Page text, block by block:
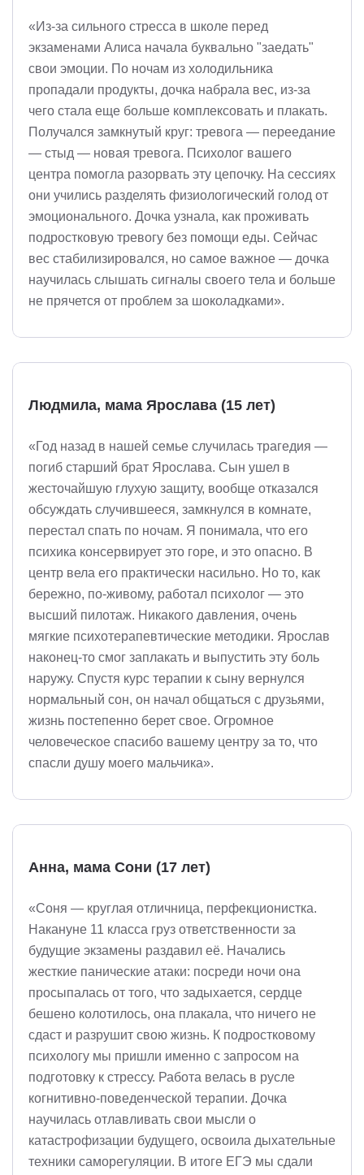
«Из-за сильного стресса в школе перед
экзаменами Алиса начала буквально "заедать"
свои эмоции. По ночам из холодильника
пропадали продукты, дочка набрала вес, из-за
чего стала еще больше комплексовать и плакать.
Получался замкнутый круг: тревога — переедание
— стыд — новая тревога. Психолог вашего
центра помогла разорвать эту цепочку. На сессиях
они учились разделять физиологический голод от
эмоционального. Дочка узнала, как проживать
подростковую тревогу без помощи еды. Сейчас
вес стабилизировался, но самое важное — дочка
научилась слышать сигналы своего тела и больше
не прячется от проблем за шоколадками».
Людмила, мама Ярослава (15 лет)
«Год назад в нашей семье случилась трагедия —
погиб старший брат Ярослава. Сын ушел в
жесточайшую глухую защиту, вообще отказался
обсуждать случившееся, замкнулся в комнате,
перестал спать по ночам. Я понимала, что его
психика консервирует это горе, и это опасно. В
центр вела его практически насильно. Но то, как
бережно, по-живому, работал психолог — это
высший пилотаж. Никакого давления, очень
мягкие психотерапевтические методики. Ярослав
наконец-то смог заплакать и выпустить эту боль
наружу. Спустя курс терапии к сыну вернулся
нормальный сон, он начал общаться с друзьями,
жизнь постепенно берет свое. Огромное
человеческое спасибо вашему центру за то, что
спасли душу моего мальчика».
Анна, мама Сони (17 лет)
«Соня — круглая отличница, перфекционистка.
Накануне 11 класса груз ответственности за
будущие экзамены раздавил её. Начались
жесткие панические атаки: посреди ночи она
просыпалась от того, что задыхается, сердце
бешено колотилось, она плакала, что ничего не
сдаст и разрушит свою жизнь. К подростковому
психологу мы пришли именно с запросом на
подготовку к стрессу. Работа велась в русле
когнитивно-поведенческой терапии. Дочка
научилась отлавливать свои мысли о
катастрофизации будущего, освоила дыхательные
техники саморегуляции. В итоге ЕГЭ мы сдали